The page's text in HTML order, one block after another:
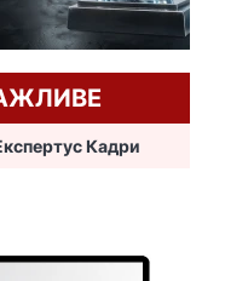
Кадри